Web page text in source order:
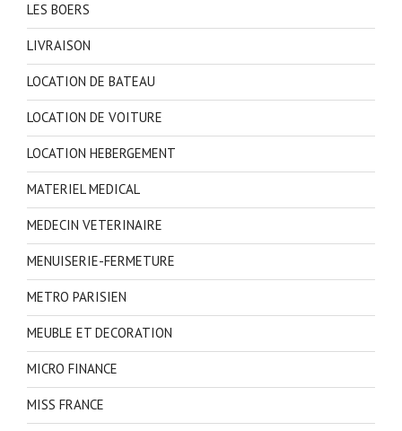
LES BOERS
LIVRAISON
LOCATION DE BATEAU
LOCATION DE VOITURE
LOCATION HEBERGEMENT
MATERIEL MEDICAL
MEDECIN VETERINAIRE
MENUISERIE-FERMETURE
METRO PARISIEN
MEUBLE ET DECORATION
MICRO FINANCE
MISS FRANCE